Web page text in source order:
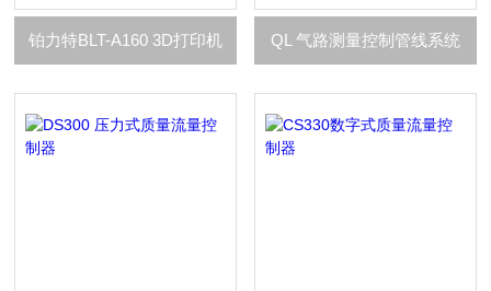
铂力特BLT-A160 3D打印机 QL 气路测量控制管线系统